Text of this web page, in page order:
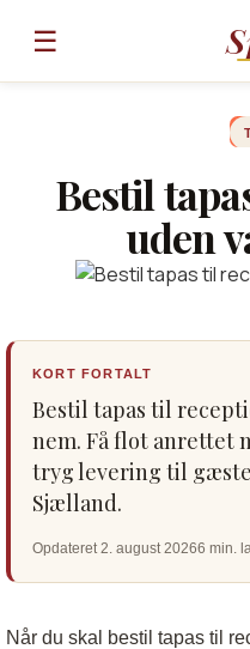
☰
Bestil
uden
KORT FORTALT
Bestil tapas til
nem. Få flot anrettet
tryg levering til
Sjælland.
Opdateret 2. august 20266 min.
Når du skal bestil tapas til